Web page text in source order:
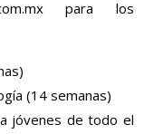
para los
(14 semanas)
jóvenes de todo el